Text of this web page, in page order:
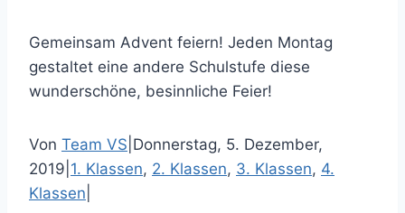
Gemeinsam Advent feiern! Jeden Montag
gestaltet eine andere Schulstufe diese
wunderschöne, besinnliche Feier!
Von Team VS Donnerstag, 5. Dezember,
2019 1. Klassen, 2. Klassen, 3. Klassen, 4.
Klassen